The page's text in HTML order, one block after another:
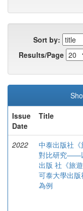
Sort by:
Results/Page
Issue
Date
Title
2022
中泰出版社
對比研究——
出版 社《旅
可泰大學出版
為例